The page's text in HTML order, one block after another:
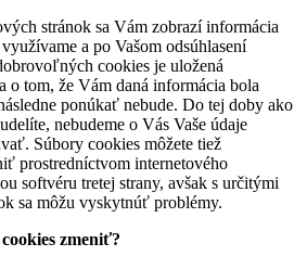
stránok sa Vám zobrazí informácia
a po Vašom odsúhlasení
cookies je uložená
o tom, že Vám daná informácia bola
ponúkať nebude. Do tej doby ako
nebudeme o Vás Vaše údaje
Súbory cookies môžete tiež
prostredníctvom internetového
softvéru tretej strany, avšak s určitými
sa môžu vyskytnúť problémy.
zmeniť?